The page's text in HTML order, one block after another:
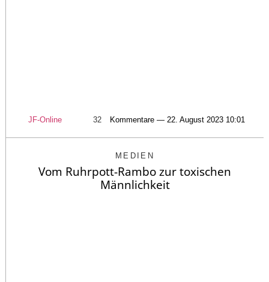
JF-Online 32 Kommentare — 22. August 2023 10:01
MEDIEN
Vom Ruhrpott-Rambo zur toxischen
Männlichkeit